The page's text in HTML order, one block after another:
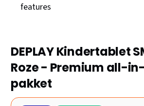
features
DEPLAY Kindertablet
Roze - Premium all-
pakket